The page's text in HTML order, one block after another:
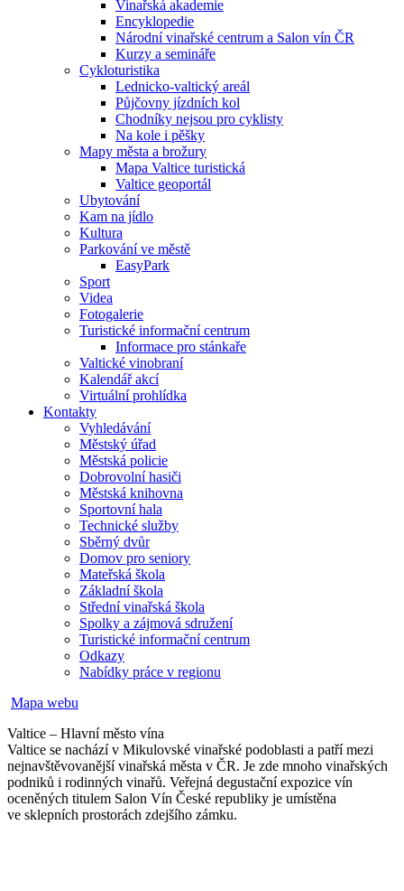
Vinařská akademie
Encyklopedie
Národní vinařské centrum a Salon vín ČR
Kurzy a semináře
Cykloturistika
Lednicko-valtický areál
Půjčovny jízdních kol
Chodníky nejsou pro cyklisty
Na kole i pěšky
Mapy města a brožury
Mapa Valtice turistická
Valtice geoportál
Ubytování
Kam na jídlo
Kultura
Parkování ve městě
EasyPark
Sport
Videa
Fotogalerie
Turistické informační centrum
Informace pro stánkaře
Valtické vinobraní
Kalendář akcí
Virtuální prohlídka
Kontakty
Vyhledávání
Městský úřad
Městská policie
Dobrovolní hasiči
Městská knihovna
Sportovní hala
Technické služby
Sběrný dvůr
Domov pro seniory
Mateřská škola
Základní škola
Střední vinařská škola
Spolky a zájmová sdružení
Turistické informační centrum
Odkazy
Nabídky práce v regionu
Mapa webu
Valtice – Hlavní město vína
Valtice se nachází v Mikulovské vinařské podoblasti a patří mezi
nejnavštěvovanější vinařská města v ČR. Je zde mnoho vinařských
podniků i rodinných vinařů. Veřejná degustační expozice vín
oceněných titulem Salon Vín České republiky je umístěna
ve sklepních prostorách zdejšího zámku.